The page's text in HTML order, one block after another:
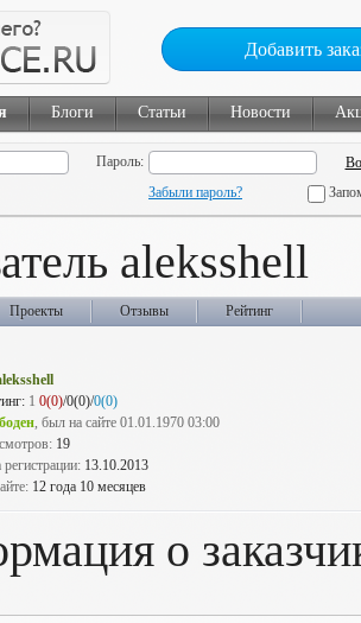
Добавить
Блоги Статьи Новости
Пароль:
Забыли пароль?
aleksshell
Проекты Отзывы Рейтинг
1 0(0)/0(0)/0(0)
, был на сайте 01.01.1970 03:00
19
регистрации: 13.10.2013
12 года 10 месяцев
о